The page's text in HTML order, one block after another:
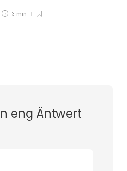
3 min
eng Äntwert